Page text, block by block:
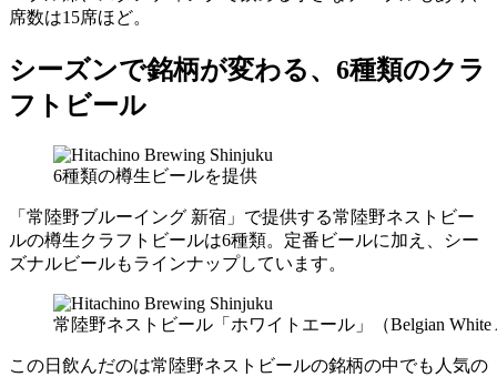
席数は15席ほど。
シーズンで銘柄が変わる、6種類のクラ
フトビール
6種類の樽生ビールを提供
「常陸野ブルーイング 新宿」で提供する常陸野ネストビー
ルの樽生クラフトビールは6種類。定番ビールに加え、シー
ズナルビールもラインナップしています。
常陸野ネストビール「ホワイトエール」（Belgian White
この日飲んだのは常陸野ネストビールの銘柄の中でも人気の